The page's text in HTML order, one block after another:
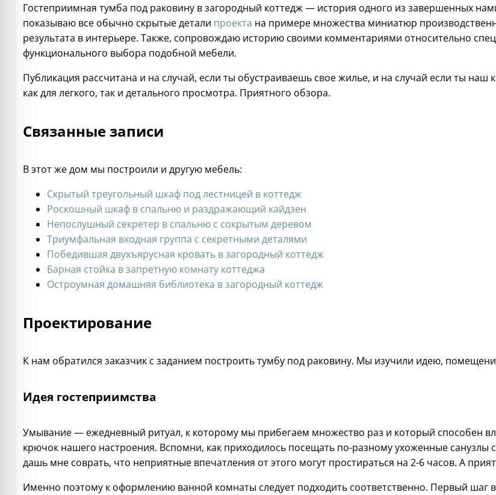
Гостеприимная тумба под раковину в загородный коттедж — история одного из завершенных
показываю все обычно скрытые детали проекта на примере множества миниатюр
результата в интерьере. Также, сопровождаю историю своими комментариями относительно
функционального выбора подобной мебели.
Публикация рассчитана и на случай, если ты обустраиваешь свое жилье, и на случай если ты наш
как для легкого, так и детального просмотра. Приятного обзора.
Связанные записи
В этот же дом мы построили и другую мебель:
Скрытый треугольный шкаф под лестницей в коттедж
Роскошный шкаф в спальню и раздражающий кайдзен
Непослушный секретер в спальню с сокрытым деревом
Триумфальная входная группа с секретными деталями
Победившая двухъярусная кровать в загородный коттедж
Барная стойка в запретную комнату коттеджа
Остроумная домашняя библиотека в загородный коттедж
Проектирование
К нам обратился заказчик с заданием построить тумбу под раковину. Мы изучили идею,
Идея гостеприимства
Умывание — ежедневный ритуал, к которому мы прибегаем множество раз и который способен
крючок нашего настроения. Вспомни, как приходилось посещать по-разному ухоженные
дашь мне соврать, что неприятные впечатления от этого могут простираться на 2-6 часов. А
Именно поэтому к оформлению ванной комнаты следует подходить соответственно. Первый шаг